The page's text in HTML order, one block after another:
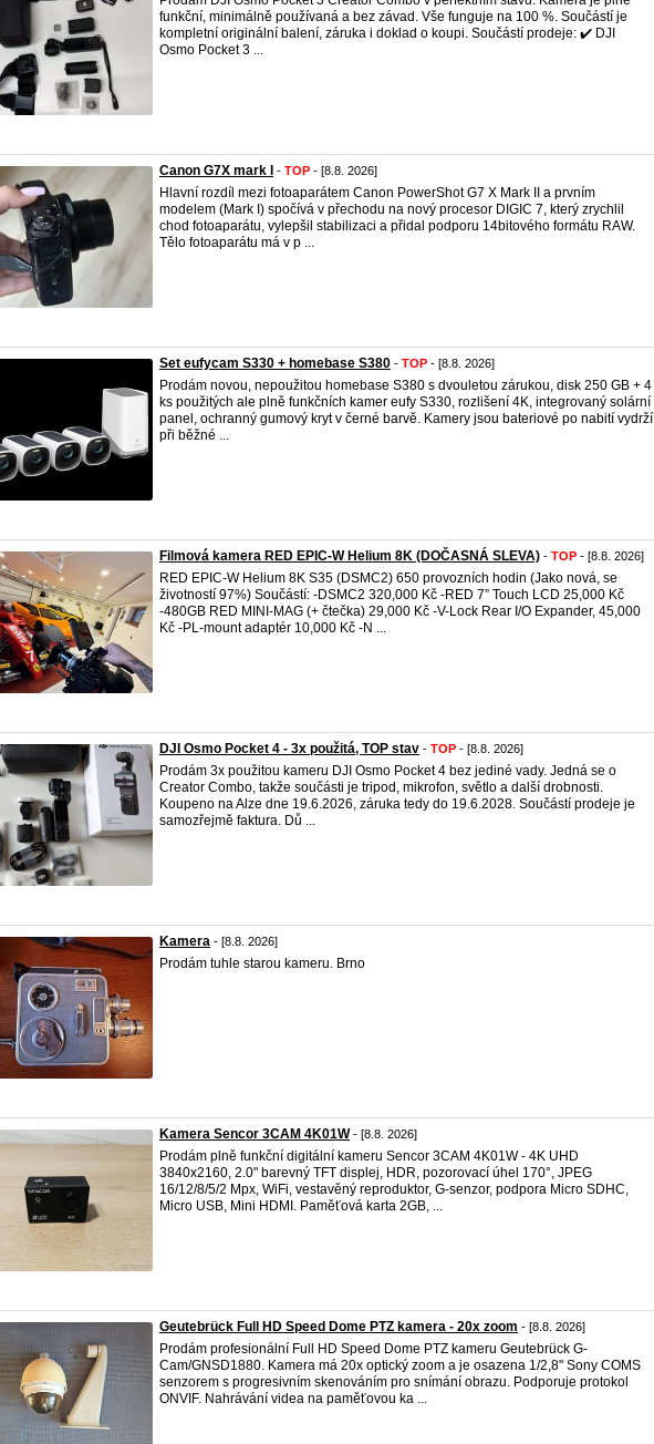
funkční, minimálně používaná a bez závad. Vše funguje na 100 %. Součástí je
kompletní originální balení, záruka i doklad o koupi. Součástí prodeje: ✔️ DJI
Osmo Pocket 3 ...
Canon G7X mark I - TOP - [8.8. 2026]
Hlavní rozdíl mezi fotoaparátem Canon PowerShot G7 X Mark II a prvním
modelem (Mark I) spočívá v přechodu na nový procesor DIGIC 7, který zrychlil
chod fotoaparátu, vylepšil stabilizaci a přidal podporu 14bitového formátu RAW.
Tělo fotoaparátu má v p ...
Set eufycam S330 + homebase S380 - TOP - [8.8. 2026]
Prodám novou, nepoužitou homebase S380 s dvouletou zárukou, disk 250 GB + 4
ks použitých ale plně funkčních kamer eufy S330, rozlišení 4K, integrovaný solární
panel, ochranný gumový kryt v černé barvě. Kamery jsou bateriové po nabití vydrží
při běžné ...
Filmová kamera RED EPIC-W Helium 8K (DOČASNÁ SLEVA) - TOP - [8.8. 2026]
RED EPIC-W Helium 8K S35 (DSMC2) 650 provozních hodin (Jako nová, se
životností 97%) Součástí: -DSMC2 320,000 Kč -RED 7” Touch LCD 25,000 Kč
-480GB RED MINI-MAG (+ čtečka) 29,000 Kč -V-Lock Rear I/O Expander, 45,000
Kč -PL-mount adaptér 10,000 Kč -N ...
DJI Osmo Pocket 4 - 3x použitá, TOP stav - TOP - [8.8. 2026]
Prodám 3x použitou kameru DJI Osmo Pocket 4 bez jediné vady. Jedná se o
Creator Combo, takže součásti je tripod, mikrofon, světlo a další drobnosti.
Koupeno na Alze dne 19.6.2026, záruka tedy do 19.6.2028. Součástí prodeje je
samozřejmě faktura. Dů ...
Kamera - [8.8. 2026]
Prodám tuhle starou kameru. Brno
Kamera Sencor 3CAM 4K01W- [8.8. 2026]
Prodám plně funkční digitální kameru Sencor 3CAM 4K01W - 4K UHD
3840x2160, 2.0" barevný TFT displej, HDR, pozorovací úhel 170°, JPEG
16/12/8/5/2 Mpx, WiFi, vestavěný reproduktor, G-senzor, podpora Micro SDHC,
Micro USB, Mini HDMI. Paměťová karta 2GB, ...
Geutebrück Full HD Speed Dome PTZ kamera - 20x zoom - [8.8. 2026]
Prodám profesionální Full HD Speed Dome PTZ kameru Geutebrück G-
Cam/GNSD1880. Kamera má 20x optický zoom a je osazena 1/2,8" Sony COMS
senzorem s progresivním skenováním pro snímání obrazu. Podporuje protokol
ONVIF. Nahrávání videa na paměťovou ka ...